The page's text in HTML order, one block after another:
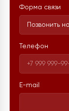
Форма связи
Позвонить
Телефон
E-mail